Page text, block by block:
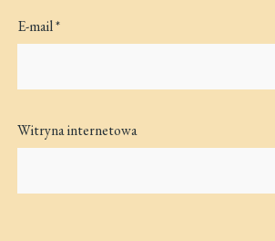
E-mail*
Witryna internetowa